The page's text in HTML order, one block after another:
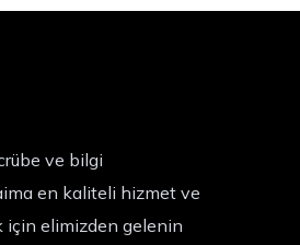
ve bilgi
en kaliteli hizmet ve
için elimizden gelenin